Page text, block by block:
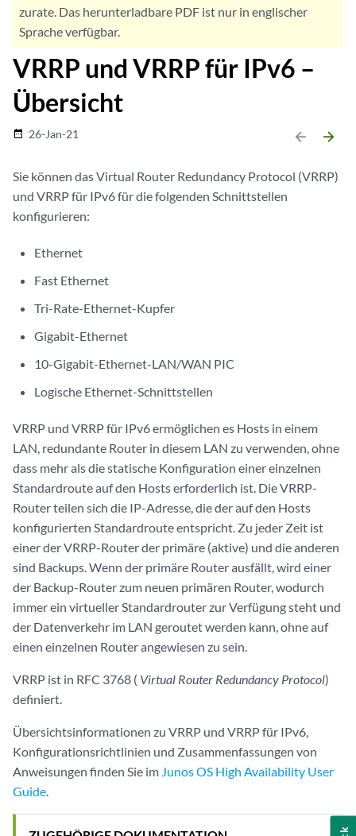
zurate. Das herunterladbare PDF ist nur in englischer
Sprache verfügbar.
VRRP und VRRP für IPv6 –
Übersicht
date_range 26-Jan-21 arrow_backward arrow_forward
Sie können das Virtual Router Redundancy Protocol (VRRP)
und VRRP für IPv6 für die folgenden Schnittstellen
konfigurieren:
Ethernet
Fast Ethernet
Tri-Rate-Ethernet-Kupfer
Gigabit-Ethernet
10-Gigabit-Ethernet-LAN/WAN PIC
Logische Ethernet-Schnittstellen
VRRP und VRRP für IPv6 ermöglichen es Hosts in einem
LAN, redundante Router in diesem LAN zu verwenden, ohne
dass mehr als die statische Konfiguration einer einzelnen
Standardroute auf den Hosts erforderlich ist. Die VRRP-
Router teilen sich die IP-Adresse, die der auf den Hosts
konfigurierten Standardroute entspricht. Zu jeder Zeit ist
einer der VRRP-Router der primäre (aktive) und die anderen
sind Backups. Wenn der primäre Router ausfällt, wird einer
der Backup-Router zum neuen primären Router, wodurch
immer ein virtueller Standardrouter zur Verfügung steht und
der Datenverkehr im LAN geroutet werden kann, ohne auf
einen einzelnen Router angewiesen zu sein.
VRRP ist in RFC 3768 ( Virtual Router Redundancy Protocol)
definiert.
Übersichtsinformationen zu VRRP und VRRP für IPv6,
Konfigurationsrichtlinien und Zusammenfassungen von
Anweisungen finden Sie im Junos OS High Availability User
Guide.